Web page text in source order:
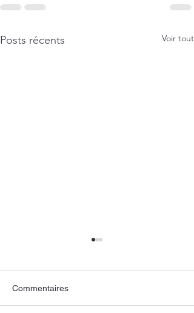
Posts récents Voir tout
Commentaires